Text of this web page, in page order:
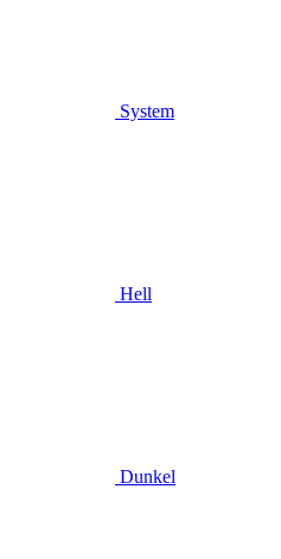
System
Hell
Dunkel